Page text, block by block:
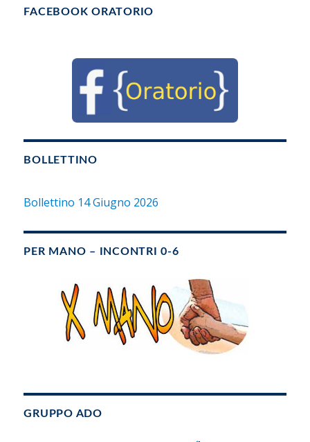
FACEBOOK ORATORIO
BOLLETTINO
Bollettino 14 Giugno 2026
PER MANO – INCONTRI 0-6
GRUPPO ADO